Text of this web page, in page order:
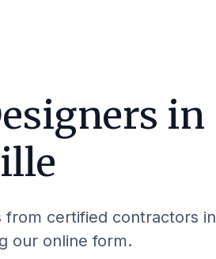
in
certified contractors in
our online form.